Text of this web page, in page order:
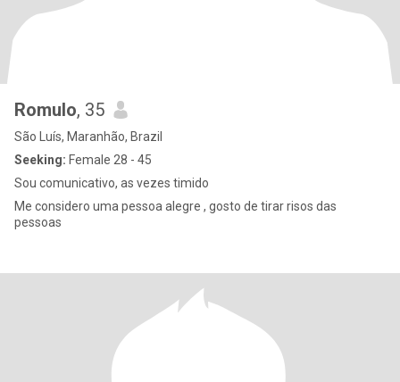
Romulo, 35
São Luís, Maranhão, Brazil
Seeking: Female 28 - 45
Sou comunicativo, as vezes timido
Me considero uma pessoa alegre , gosto de tirar risos das
pessoas